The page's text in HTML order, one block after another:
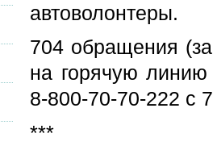
автоволонтеры.
704 обращения (за
на горячую линию
8-800-70-70-222 с 7
***